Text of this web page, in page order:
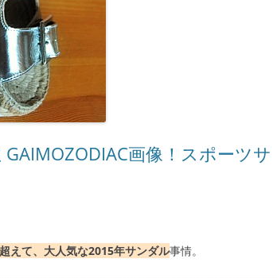
画像！スポーツサ
えて、大人気な2015年サンダル事情。